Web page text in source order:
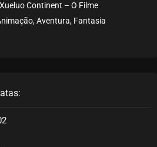
Continent – O Filme
Aventura, Fantasia